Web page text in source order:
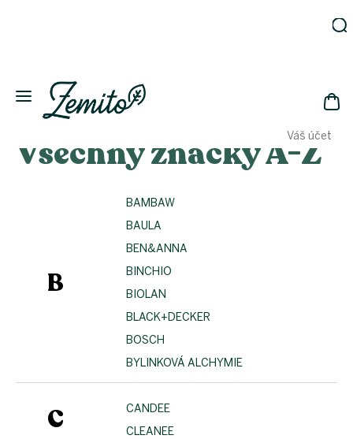
Váš účet
Eko
domácnost
Kosmetika
Vánoce
Všechny značky A-Z
B
BAMBAW
BAULA
BEN&ANNA
BINCHIO
BIOLAN
BLACK+DECKER
BOSCH
BYLINKOVÁ ALCHYMIE
C
CANDEE
CLEANEE